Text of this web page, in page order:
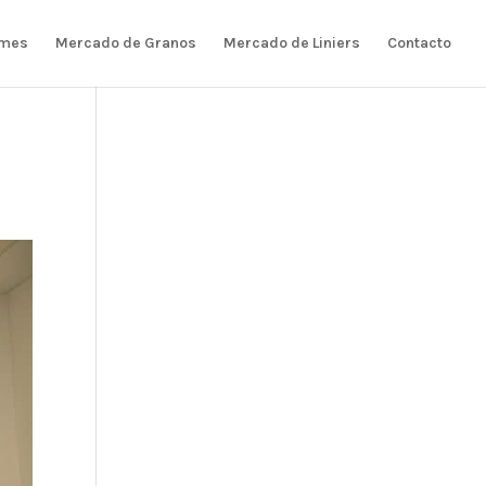
Mercado de Granos Mercado de Liniers Contacto